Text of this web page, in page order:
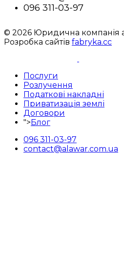
096 311-03-97
© 2026 Юридична компанія
Розробка сайтів fabryka.cc
Послуги
Розлучення
Податкові накладні
Приватизація землі
Договори
"> Блог
096 311-03-97
contact@alawar.com.ua